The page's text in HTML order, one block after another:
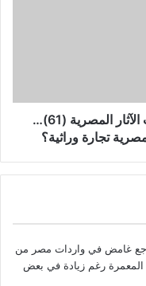
الدكتور قاسم زكي يكتب عن تهريب الآثار المصرية (61)…
تجارة وراثية؟